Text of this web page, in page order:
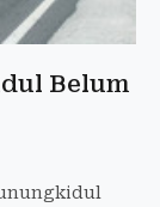
Belum